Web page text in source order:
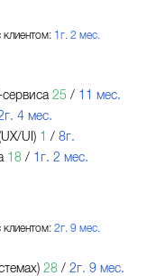
1г. 2 мес.
25 / 11 мес.
4 мес.
UI) 1 / 8г.
18/ 1г. 2 мес.
2г. 9 мес.
28/ 2г. 9 мес.